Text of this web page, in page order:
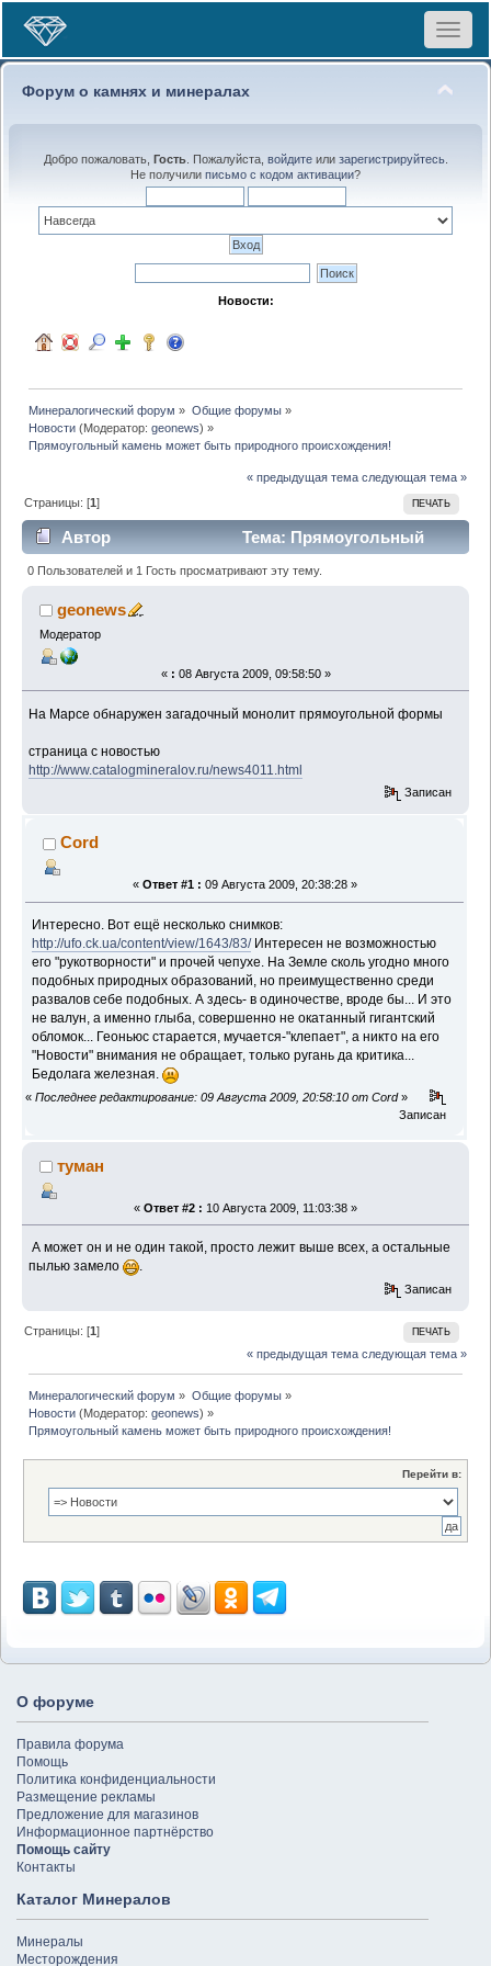
Toggle
Форум о камнях и минералах
Добро пожаловать, Гость. Пожалуйста, войдитеили зарегистрируйтесь.
Не получили письмо с кодом активации?
Новости:
Минералогический форум » Общие форумы»
Новости (Модератор:geonews) »
Прямоугольный камень может быть природного происхождения!
« предыдущая тема следующая тема »
ПЕЧАТЬ
Страницы: [1]
Автор
Тема: Прямоугольный
камень может быть природного происхождения!
(Прочитано 2462 раз)
0 Пользователей и 1 Гость просматривают эту тему.
geonews
Модератор
« : 08 Августа 2009, 09:58:50 »
На Марсе обнаружен загадочный монолит прямоугольной формы
страница с новостью
http://www.catalogmineralov.ru/news4011.html
Записан
Cord
« Ответ #1 : 09 Августа 2009, 20:38:28 »
Интересно. Вот ещё несколько снимков:
http://ufo.ck.ua/content/view/1643/83/Интересен не возможностью
его "рукотворности" и прочей чепухе. На Земле сколь угодно много
подобных природных образований, но преимущественно среди
развалов себе подобных. А здесь- в одиночестве, вроде бы... И это
не валун, а именно глыба, совершенно не окатанный гигантский
обломок... Геоньюс старается, мучается-"клепает", а никто на его
"Новости" внимания не обращает, только ругань да критика...
Бедолага железная.
« Последнее редактирование: 09 Августа 2009, 20:58:10 от Cord»
Записан
туман
« Ответ #2 : 10 Августа 2009, 11:03:38 »
А может он и не один такой, просто лежит выше всех, а остальные
пылью замело
.
Записан
ПЕЧАТЬ
Страницы: [1]
« предыдущая тема следующая тема »
Минералогический форум » Общие форумы»
Новости (Модератор:geonews) »
Прямоугольный камень может быть природного происхождения!
Перейти в:
О форуме
Правила форума
Помощь
Политика конфиденциальности
Размещение рекламы
Предложение для магазинов
Информационное партнёрство
Помощь сайту
Контакты
Каталог Минералов
Минералы
Месторождения